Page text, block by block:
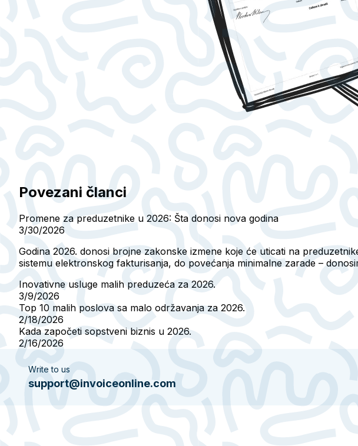
Povezani članci
Promene za preduzetnike u 2026: Šta donosi nova godina
3/30/2026
Godina 2026. donosi brojne zakonske izmene koje će uticati na
sistemu elektronskog fakturisanja, do povećanja minimalne zarade –
Inovativne usluge malih preduzeća za 2026.
3/9/2026
Top 10 malih poslova sa malo održavanja za 2026.
2/18/2026
Kada započeti sopstveni biznis u 2026.
2/16/2026
Write to us
support@invoiceonline.com